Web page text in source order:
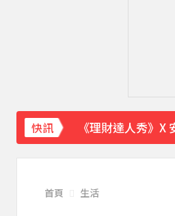
快訊
下載東森App，
白海豚逼近！9縣
首頁 生活